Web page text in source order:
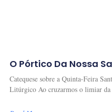
O Pórtico Da Nossa
Catequese sobre a Quinta-Feira
Litúrgico Ao cruzarmos o limiar da